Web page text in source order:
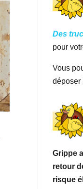
Des
pour
Vous
déposer
Grippe
retour
risque